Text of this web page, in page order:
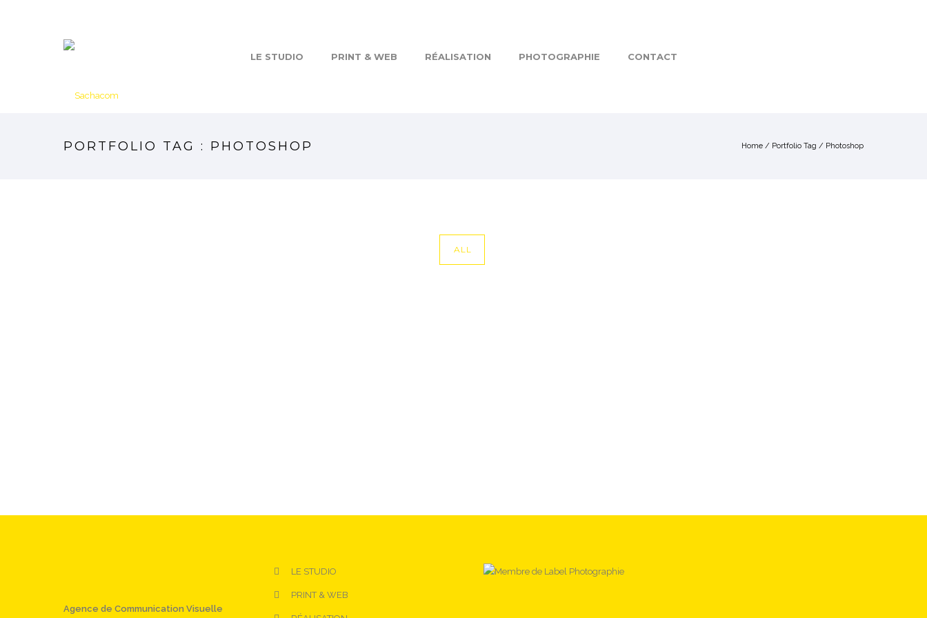
LE STUDIO PRINT & WEB RÉALISATION PHOTOGRAPHIE CONTACT
PORTFOLIO TAG : PHOTOSHOP Home / Portfolio Tag / Photoshop
ALL
Agence de Communication Visuelle
LE STUDIO
PRINT & WEB